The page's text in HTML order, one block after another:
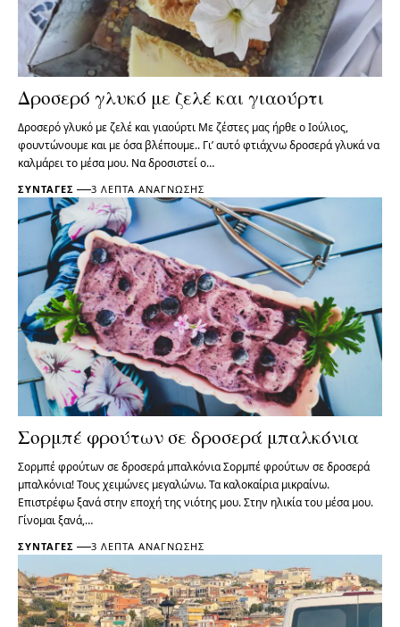
Δροσερό γλυκό με ζελέ και γιαούρτι
Δροσερό γλυκό με ζελέ και γιαούρτι Με ζέστες μας ήρθε ο Ιούλιος,
φουντώνουμε και με όσα βλέπουμε.. Γι’ αυτό φτιάχνω δροσερά γλυκά να
καλμάρει το μέσα μου. Να δροσιστεί ο…
ΣΥΝΤΑΓΈΣ 3 ΛΕΠΤΆ ΑΝΆΓΝΩΣΗΣ
Σορμπέ φρούτων σε δροσερά μπαλκόνια
Σορμπέ φρούτων σε δροσερά μπαλκόνια Σορμπέ φρούτων σε δροσερά
μπαλκόνια! Τους χειμώνες μεγαλώνω. Τα καλοκαίρια μικραίνω.
Επιστρέφω ξανά στην εποχή της νιότης μου. Στην ηλικία του μέσα μου.
Γίνομαι ξανά,…
ΣΥΝΤΑΓΈΣ 3 ΛΕΠΤΆ ΑΝΆΓΝΩΣΗΣ